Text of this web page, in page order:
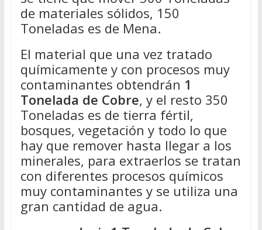
de materiales sólidos, 150
Toneladas es de Mena.
El material que una vez tratado
químicamente y con procesos muy
contaminantes obtendrán 1
Tonelada de Cobre, y el resto 350
Toneladas es de tierra fértil,
bosques, vegetación y todo lo que
hay que remover hasta llegar a los
minerales, para extraerlos se tratan
con diferentes procesos químicos
muy contaminantes y se utiliza una
gran cantidad de agua.